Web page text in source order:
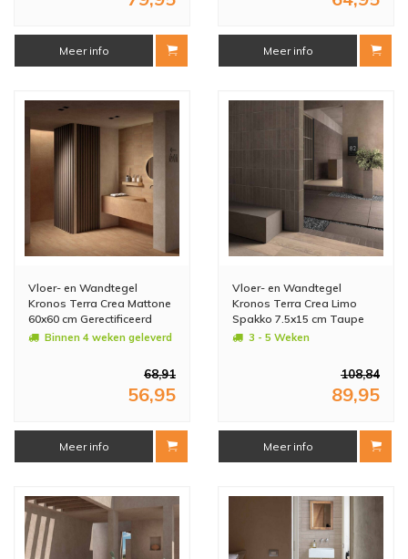
Meer info Meer info
Vloer- en Wandtegel
Kronos Terra Crea Mattone
60x60 cm Gerectificeerd
Bruin (Doosinhoud: 1,08
Binnen 4 weken geleverd
68,91
56,95
Meer info
Vloer- en Wandtegel
Kronos Terra Crea Limo
Spakko 7.5x15 cm Taupe
(Doosinhoud: 1.08 m2)
3 - 5 Weken
108,84
89,95
Meer info